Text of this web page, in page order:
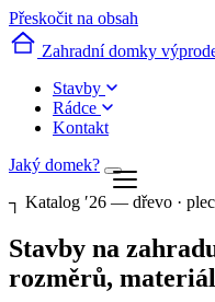
Přeskočit na obsah
Zahradní domky
Stavby
Rádce
Kontakt
Jaký domek?
┐ Katalog ′26 — dřevo ·
Stavby na
rozměrů,